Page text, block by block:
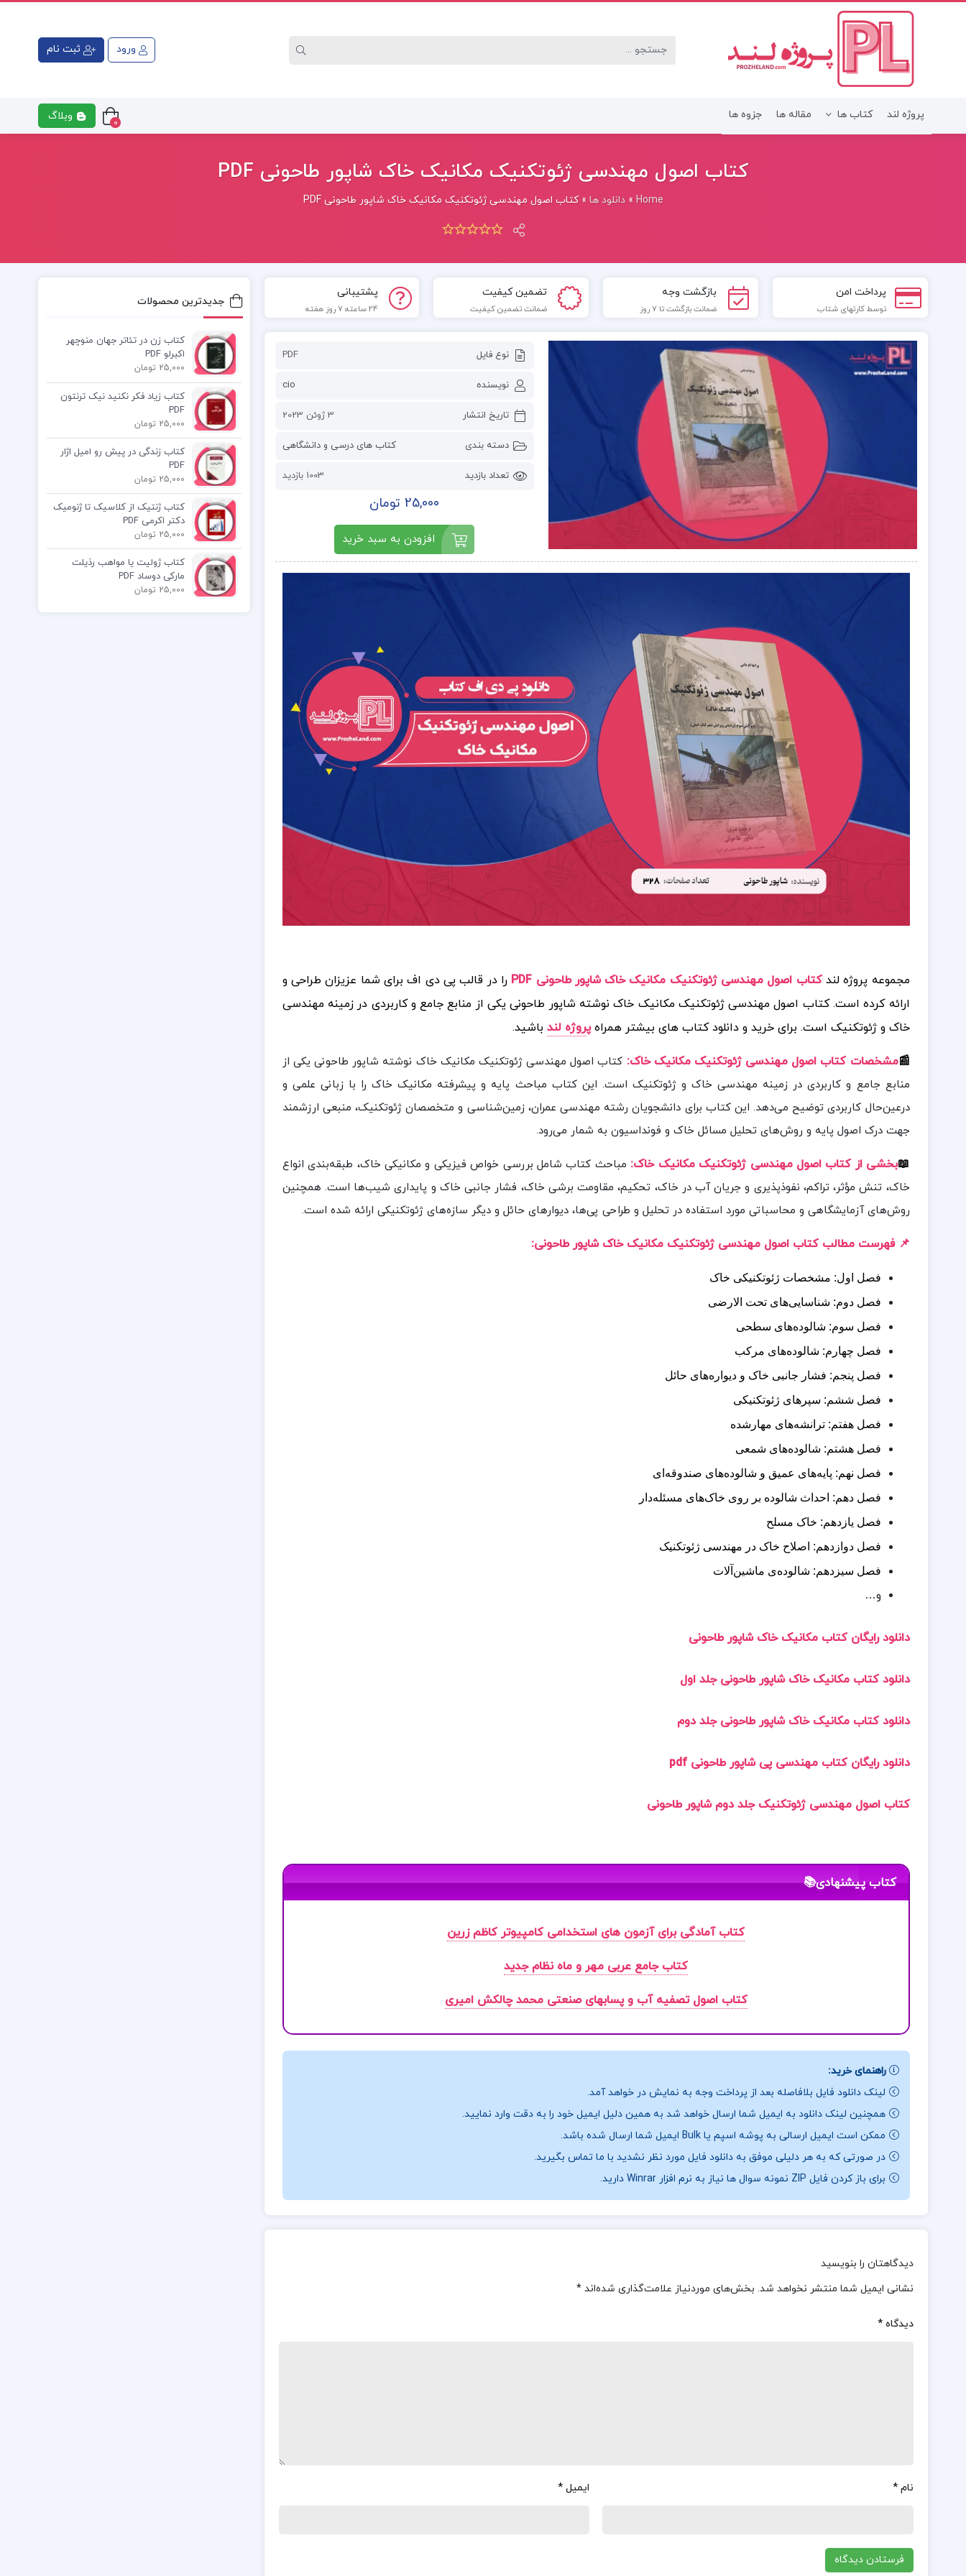
ورود ثبت نام
پروژه لند کتاب ها مقاله ها جزوه ها
0 وبلاگ
کتاب اصول مهندسی ژئوتکنیک مکانیک خاک شاپور طاحونی PDF
Home
»دانلود ها »کتاب اصول مهندسی ژئوتکنیک مکانیک خاک شاپور طاحونی PDF
پرداخت امن
توسط کارتهای شتاب
بازگشت وجه
ضمانت بازگشت تا 7 روز
تضمین کیفیت
ضمانت تضمین کیفیت
پشتیبانی
24 ساعته 7 روز هفته
نوع فایل PDF
نویسنده cio
تاریخ انتشار 3 ژوئن 2023
دسته بندی کتاب های درسی و دانشگاهی
تعداد بازدید 1003 بازدید
25,000 تومان
افزودن به سبد خرید
مجموعه پروژه لندکتاب اصول مهندسی ژئوتکنیک مکانیک خاک شاپور طاحونی PDF
را در قالب پی دی اف برای شما عزیزان طراحی و
ارائه کرده است.کتاب اصول مهندسی ژئوتکنیک مکانیک خاک نوشته شاپور طاحونی یکی از منابع جامع و کاربردی در زمینه مهندسی
خاک و ژئوتکنیک است. برای خرید و دانلود کتاب های بیشتر همراهپروژه لند باشید.
📰مشخصات کتاب اصول مهندسی ژئوتکنیک مکانیک خاک: کتاب اصول مهندسی ژئوتکنیک مکانیک خاک نوشته شاپور طاحونی یکی از
منابع جامع و کاربردی در زمینه مهندسی خاک و ژئوتکنیک است. این کتاب مباحث پایه و پیشرفته مکانیک خاک را با زبانی علمی و
درعین‌حال کاربردی توضیح می‌دهد. این کتاب برای دانشجویان رشته مهندسی عمران، زمین‌شناسی و متخصصان ژئوتکنیک، منبعی ارزشمند
جهت درک اصول پایه و روش‌های تحلیل مسائل خاک و فونداسیون به شمار می‌رود.
📖بخشی از کتاب اصول مهندسی ژئوتکنیک مکانیک خاک: مباحث کتاب شامل بررسی خواص فیزیکی و مکانیکی خاک، طبقه‌بندی انواع
خاک، تنش مؤثر، تراکم، نفوذپذیری و جریان آب در خاک، تحکیم، مقاومت برشی خاک، فشار جانبی خاک و پایداری شیب‌ها است. همچنین
روش‌های آزمایشگاهی و محاسباتی مورد استفاده در تحلیل و طراحی پی‌ها، دیوارهای حائل و دیگر سازه‌های ژئوتکنیکی ارائه شده است.
📌 فهرست مطالب کتاب اصول مهندسی ژئوتکنیک مکانیک خاک شاپور طاحونی:
فصل اول: مشخصات ژئوتکنیکی خاک
فصل دوم: شناسایی‌های تحت الارضی
فصل سوم: شالوده‌های سطحی
فصل چهارم: شالوده‌های مرکب
فصل پنجم: فشار جانبی خاک و دیواره‌های حائل
فصل ششم: سپرهای ژئوتکنیکی
فصل هفتم: ترانشه‌های مهارشده
فصل هشتم: شالوده‌های شمعی
فصل نهم: پایه‌های عمیق و شالوده‌های صندوقه‌ای
فصل دهم: احداث شالوده بر روی خاک‌های مسئله‌دار
فصل یازدهم: خاک مسلح
فصل دوازدهم: اصلاح خاک در مهندسی ژئوتکنیک
فصل سیزدهم: شالوده‌ی ماشین‌آلات
و…
دانلود رایگان کتاب مکانیک خاک شاپور طاحونی
دانلود کتاب مکانیک خاک شاپور طاحونی جلد اول
دانلود کتاب مکانیک خاک شاپور طاحونی جلد دوم
دانلود رایگان کتاب مهندسی پی شاپور طاحونی pdf
کتاب اصول مهندسی ژئوتکنیک جلد دوم شاپور طاحونی
کتاب پیشنهادی📚
کتاب آمادگی برای آزمون های استخدامی کامپیوتر کاظم زرین
کتاب جامع عربی مهر و ماه نظام جدید
کتاب اصول تصفیه آب و پسابهای صنعتی محمد چالکش امیری
راهنمای خرید:
لینک دانلود فایل بلافاصله بعد از پرداخت وجه به نمایش در خواهد آمد.
همچنین لینک دانلود به ایمیل شما ارسال خواهد شد به همین دلیل ایمیل خود را به دقت وارد نمایید.
ممکن است ایمیل ارسالی به پوشه اسپم یا Bulk ایمیل شما ارسال شده باشد.
در صورتی که به هر دلیلی موفق به دانلود فایل مورد نظر نشدید با ما تماس بگیرید.
برای باز کردن فایل ZIP نمونه سوال ها نیاز به نرم افزار Winrar دارید.
دیدگاهتان را بنویسید
نشانی ایمیل شما منتشر نخواهد شد. بخش‌های موردنیاز علامت‌گذاری شده‌اند*
دیدگاه*
نام* ایمیل *
جدیدترین محصولات
کتاب زن در تئاتر جهان منوچهر
اکبرلو PDF
25,000 تومان
کتاب زیاد فکر نکنید نیک ترنتون
PDF
25,000 تومان
کتاب زندگی در پیش رو امیل اژار
PDF
25,000 تومان
کتاب ژنتیک از کلاسیک تا ژنومیک
دکتر اکرمی PDF
25,000 تومان
کتاب ژولیت یا مواهب رذیلت
مارکی دوساد PDF
25,000 تومان